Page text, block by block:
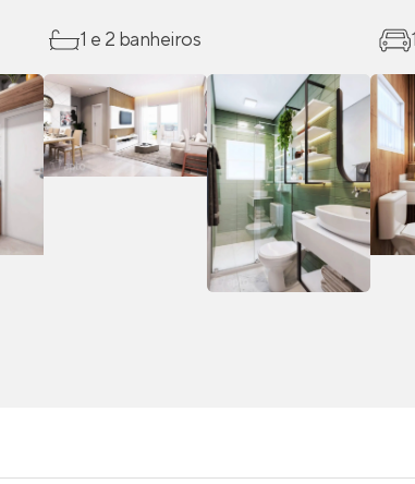
1 e 2 banheiros